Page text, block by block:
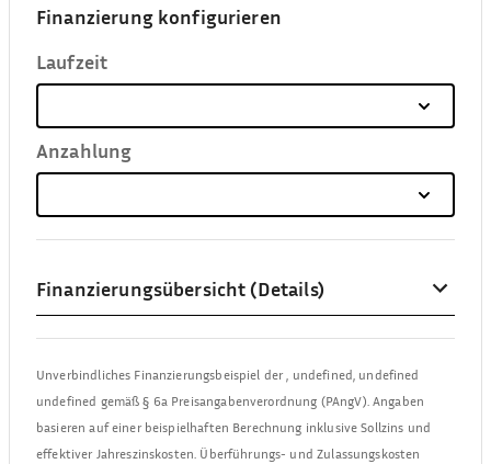
Finanzierung konfigurieren
Laufzeit
Anzahlung
Finanzierungsübersicht (Details)
Unverbindliches Finanzierungsbeispiel der
undefined, undefined
undefined gemäß § 6a Preisangabenverordnung (PAngV). Angaben
basieren auf einer beispielhaften Berechnung inklusive Sollzins und
effektiver Jahreszinskosten. Überführungs- und Zulassungskosten